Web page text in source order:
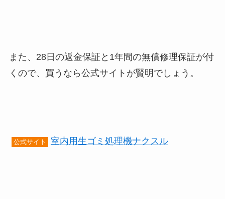
また、28日の返金保証と1年間の無償修理保証が付
くので、買うなら公式サイトが賢明でしょう。
公式サイト 室内用生ゴミ処理機ナクスル